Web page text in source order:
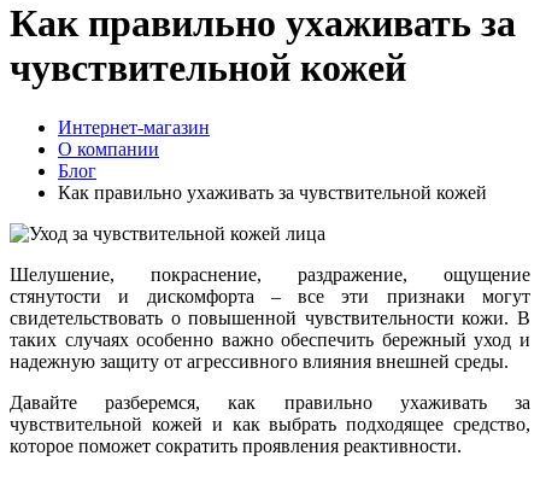
Как правильно ухаживать за
чувствительной кожей
Интернет-магазин
О компании
Блог
Как правильно ухаживать за чувствительной кожей
Шелушение, покраснение, раздражение, ощущение
стянутости и дискомфорта – все эти признаки могут
свидетельствовать о повышенной чувствительности кожи. В
таких случаях особенно важно обеспечить бережный уход и
надежную защиту от агрессивного влияния внешней среды.
Давайте разберемся, как правильно ухаживать за
чувствительной кожей и как выбрать подходящее средство,
которое поможет сократить проявления реактивности.